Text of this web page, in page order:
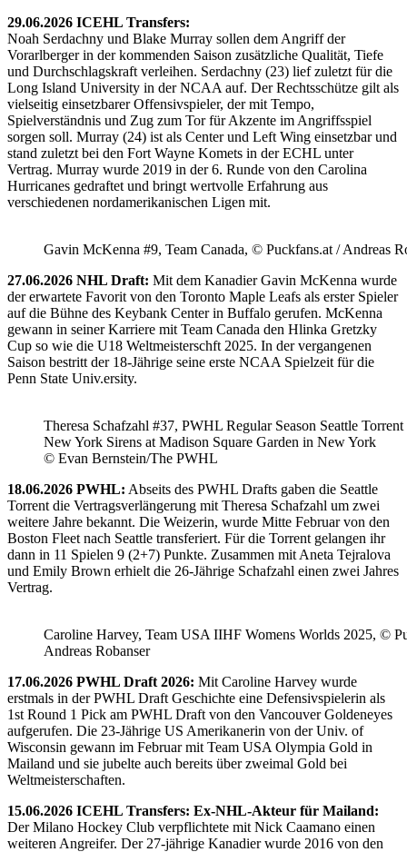
29.06.2026 ICEHL Transfers:
Noah Serdachny und Blake Murray sollen dem Angriff der
Vorarlberger in der kommenden Saison zusätzliche Qualität, Tiefe
und Durchschlagskraft verleihen. Serdachny (23) lief zuletzt für die
Long Island University in der NCAA auf. Der Rechtsschütze gilt als
vielseitig einsetzbarer Offensivspieler, der mit Tempo,
Spielverständnis und Zug zum Tor für Akzente im Angriffsspiel
sorgen soll. Murray (24) ist als Center und Left Wing einsetzbar und
stand zuletzt bei den Fort Wayne Komets in der ECHL unter
Vertrag. Murray wurde 2019 in der 6. Runde von den Carolina
Hurricanes gedraftet und bringt wertvolle Erfahrung aus
verschiedenen nordamerikanischen Ligen mit.
Gavin McKenna #9, Team Canada, © Puckfans.at / Andreas
27.06.2026 NHL Draft: Mit dem Kanadier Gavin McKenna wurde
der erwartete Favorit von den Toronto Maple Leafs als erster Spieler
auf die Bühne des Keybank Center in Buffalo gerufen. McKenna
gewann in seiner Karriere mit Team Canada den Hlinka Gretzky
Cup so wie die U18 Weltmeisterschft 2025. In der vergangenen
Saison bestritt der 18-Jährige seine erste NCAA Spielzeit für die
Penn State Univ.ersity.
Theresa Schafzahl #37, PWHL Regular Season Seattle Torrent
New York Sirens at Madison Square Garden in New York
© Evan Bernstein/The PWHL
18.06.2026 PWHL: Abseits des PWHL Drafts gaben die Seattle
Torrent die Vertragsverlängerung mit Theresa Schafzahl um zwei
weitere Jahre bekannt. Die Weizerin, wurde Mitte Februar von den
Boston Fleet nach Seattle transferiert. Für die Torrent gelangen ihr
dann in 11 Spielen 9 (2+7) Punkte. Zusammen mit Aneta Tejralova
und Emily Brown erhielt die 26-Jährige Schafzahl einen zwei Jahres
Vertrag.
Caroline Harvey, Team USA IIHF Womens Worlds 2025, ©
Andreas Robanser
17.06.2026 PWHL Draft 2026: Mit Caroline Harvey wurde
erstmals in der PWHL Draft Geschichte eine Defensivspielerin als
1st Round 1 Pick am PWHL Draft von den Vancouver Goldeneyes
aufgerufen. Die 23-Jährige US Amerikanerin von der Univ. of
Wisconsin gewann im Februar mit Team USA Olympia Gold in
Mailand und sie jubelte auch bereits über zweimal Gold bei
Weltmeisterschaften.
15.06.2026 ICEHL Transfers: Ex-NHL-Akteur für Mailand:
Der Milano Hockey Club verpflichtete mit Nick Caamano einen
weiteren Angreifer. Der 27-jährige Kanadier wurde 2016 von den